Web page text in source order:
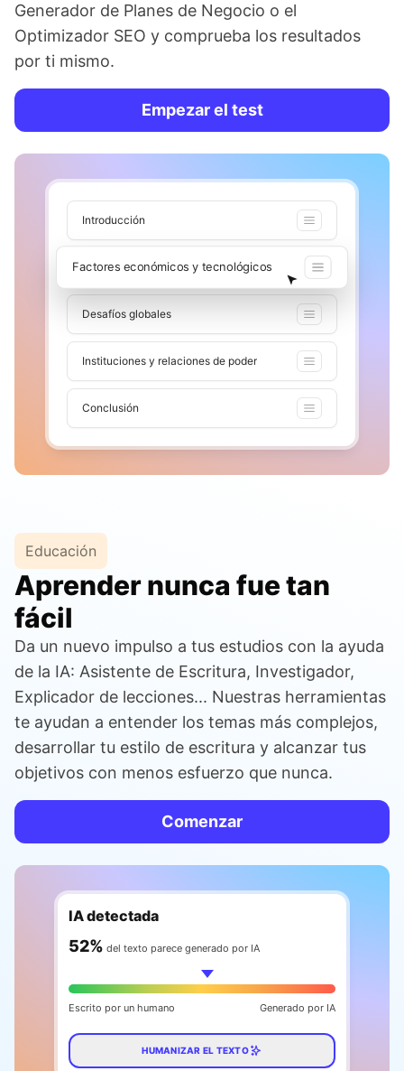
Generador de Planes de Negocio o el
Optimizador SEO y comprueba los resultados
por ti mismo.
Empezar el test
Introducción
Desafíos globales
Instituciones y relaciones de poder
Factores económicos y tecnológicos
Conclusión
Educación
Aprender nunca fue tan
fácil
Da un nuevo impulso a tus estudios con la ayuda
de la IA: Asistente de Escritura, Investigador,
Explicador de lecciones... Nuestras herramientas
te ayudan a entender los temas más complejos,
desarrollar tu estilo de escritura y alcanzar tus
objetivos con menos esfuerzo que nunca.
Comenzar
IA detectada
61% del texto parece generado por IA
Escrito por un humano Generado por IA
HUMANIZAR EL TEXTO